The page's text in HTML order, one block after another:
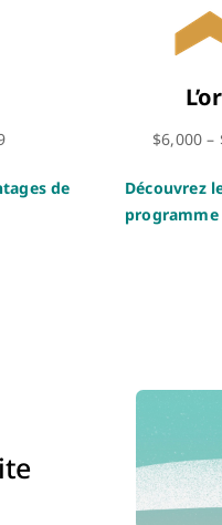
de
L’or
$6,000 –
Découvrez
programme